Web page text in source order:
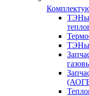
ТЭНы
ТЭНы